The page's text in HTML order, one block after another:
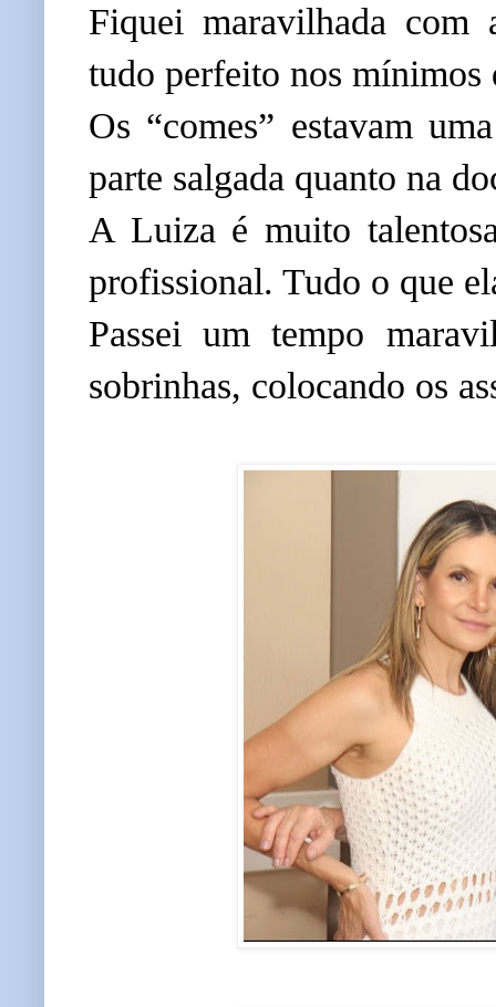
Fiquei maravilhada com
tudo perfeito nos mínimos
Os “comes” estavam
parte salgada quanto na
A Luiza é muito
profissional. Tudo o que
Passei um tempo
sobrinhas, colocando os